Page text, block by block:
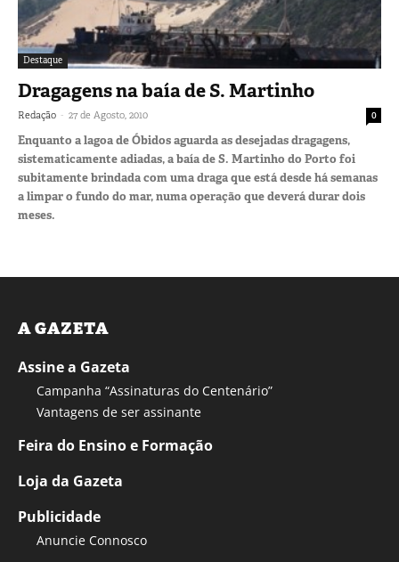
Destaque
Dragagens na baía de S. Martinho
Redação - 27 de Agosto, 2010 0
Enquanto a lagoa de Óbidos aguarda as desejadas dragagens,
sistematicamente adiadas, a baía de S. Martinho do Porto foi
subitamente brindada com uma draga que está desde há semanas
a limpar o fundo do mar, numa operação que deverá durar dois
meses.
A GAZETA
Assine a Gazeta
Campanha “Assinaturas do Centenário”
Vantagens de ser assinante
Feira do Ensino e Formação
Loja da Gazeta
Publicidade
Anuncie Connosco